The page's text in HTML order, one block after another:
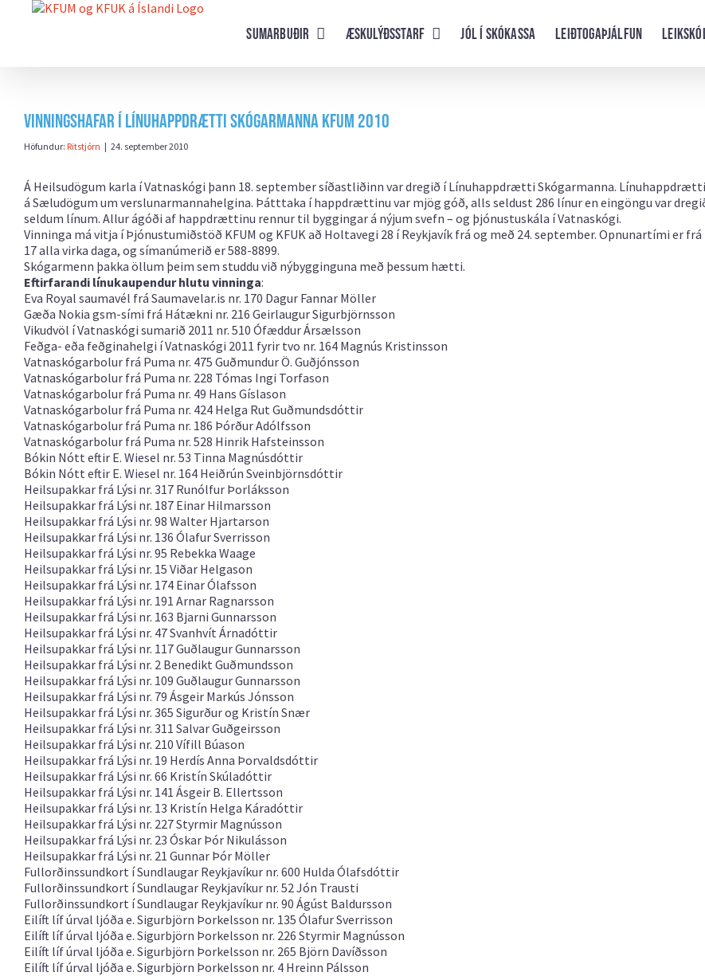
Sumarbuðir Æskulýðsstarf Jól í skókassa Leiðtogaþjálfun
Vinningshafar í Línuhappdrætti Skógarmanna KFUM 2010
Höfundur: Ritstjórn | 24. september 2010
Á Heilsudögum karla í Vatnaskógi þann 18. september síðastliðinn var dregið í Línuhappdrætti Skógarmanna.
á Sæludögum um verslunarmannahelgina. Þátttaka í happdrættinu var mjög góð, alls seldust 286 línur en eingöngu var
seldum línum. Allur ágóði af happdrættinu rennur til byggingar á nýjum svefn – og þjónustuskála í Vatnaskógi.
Vinninga má vitja í Þjónustumiðstöð KFUM og KFUK að Holtavegi 28 í Reykjavík frá og með 24. september. Opnunartími er
17 alla virka daga, og símanúmerið er 588-8899.
Skógarmenn þakka öllum þeim sem studdu við nýbygginguna með þessum hætti.
Eftirfarandi línukaupendur hlutu vinninga:
Eva Royal saumavél frá Saumavelar.is nr. 170 Dagur Fannar Möller
Gæða Nokia gsm-sími frá Hátækni nr. 216 Geirlaugur Sigurbjörnsson
Vikudvöl í Vatnaskógi sumarið 2011 nr. 510 Ófæddur Ársælsson
Feðga- eða feðginahelgi í Vatnaskógi 2011 fyrir tvo nr. 164 Magnús Kristinsson
Vatnaskógarbolur frá Puma nr. 475 Guðmundur Ö. Guðjónsson
Vatnaskógarbolur frá Puma nr. 228 Tómas Ingi Torfason
Vatnaskógarbolur frá Puma nr. 49 Hans Gíslason
Vatnaskógarbolur frá Puma nr. 424 Helga Rut Guðmundsdóttir
Vatnaskógarbolur frá Puma nr. 186 Þórður Adólfsson
Vatnaskógarbolur frá Puma nr. 528 Hinrik Hafsteinsson
Bókin Nótt eftir E. Wiesel nr. 53 Tinna Magnúsdóttir
Bókin Nótt eftir E. Wiesel nr. 164 Heiðrún Sveinbjörnsdóttir
Heilsupakkar frá Lýsi nr. 317 Runólfur Þorláksson
Heilsupakkar frá Lýsi nr. 187 Einar Hilmarsson
Heilsupakkar frá Lýsi nr. 98 Walter Hjartarson
Heilsupakkar frá Lýsi nr. 136 Ólafur Sverrisson
Heilsupakkar frá Lýsi nr. 95 Rebekka Waage
Heilsupakkar frá Lýsi nr. 15 Viðar Helgason
Heilsupakkar frá Lýsi nr. 174 Einar Ólafsson
Heilsupakkar frá Lýsi nr. 191 Arnar Ragnarsson
Heilsupakkar frá Lýsi nr. 163 Bjarni Gunnarsson
Heilsupakkar frá Lýsi nr. 47 Svanhvít Árnadóttir
Heilsupakkar frá Lýsi nr. 117 Guðlaugur Gunnarsson
Heilsupakkar frá Lýsi nr. 2 Benedikt Guðmundsson
Heilsupakkar frá Lýsi nr. 109 Guðlaugur Gunnarsson
Heilsupakkar frá Lýsi nr. 79 Ásgeir Markús Jónsson
Heilsupakkar frá Lýsi nr. 365 Sigurður og Kristín Snær
Heilsupakkar frá Lýsi nr. 311 Salvar Guðgeirsson
Heilsupakkar frá Lýsi nr. 210 Vífill Búason
Heilsupakkar frá Lýsi nr. 19 Herdís Anna Þorvaldsdóttir
Heilsupakkar frá Lýsi nr. 66 Kristín Skúladóttir
Heilsupakkar frá Lýsi nr. 141 Ásgeir B. Ellertsson
Heilsupakkar frá Lýsi nr. 13 Kristín Helga Káradóttir
Heilsupakkar frá Lýsi nr. 227 Styrmir Magnússon
Heilsupakkar frá Lýsi nr. 23 Óskar Þór Nikulásson
Heilsupakkar frá Lýsi nr. 21 Gunnar Þór Möller
Fullorðinssundkort í Sundlaugar Reykjavíkur nr. 600 Hulda Ólafsdóttir
Fullorðinssundkort í Sundlaugar Reykjavíkur nr. 52 Jón Trausti
Fullorðinssundkort í Sundlaugar Reykjavíkur nr. 90 Ágúst Baldursson
Eilíft líf úrval ljóða e. Sigurbjörn Þorkelsson nr. 135 Ólafur Sverrisson
Eilíft líf úrval ljóða e. Sigurbjörn Þorkelsson nr. 226 Styrmir Magnússon
Eilíft líf úrval ljóða e. Sigurbjörn Þorkelsson nr. 265 Björn Davíðsson
Eilíft líf úrval ljóða e. Sigurbjörn Þorkelsson nr. 4 Hreinn Pálsson